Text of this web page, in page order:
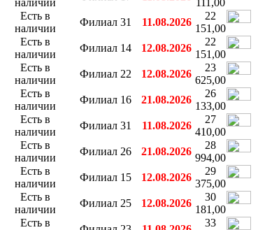
Есть в
наличии
Филиал 31 11.08.2026
22
151,00
Есть в
наличии
Филиал 14 12.08.2026
22
151,00
Есть в
наличии
Филиал 22 12.08.2026
23
625,00
Есть в
наличии
Филиал 16 21.08.2026
26
133,00
Есть в
наличии
Филиал 31 11.08.2026
27
410,00
Есть в
наличии
Филиал 26 21.08.2026
28
994,00
Есть в
наличии
Филиал 15 12.08.2026
29
375,00
Есть в
наличии
Филиал 25 12.08.2026
30
181,00
Есть в
33